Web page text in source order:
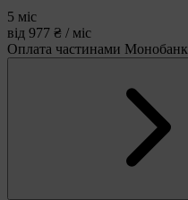
5 міс
від 977 ₴ / міс
Оплата частинами Монобанк